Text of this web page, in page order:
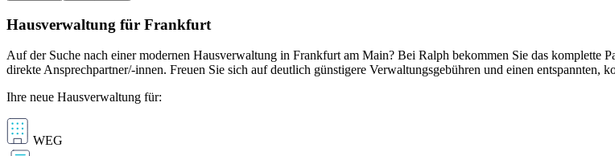
Hausverwaltung für Frankfurt
Auf der Suche nach einer modernen Hausverwaltung in Frankfurt am Main? Bei Ralph bekommen Sie das komplette
direkte Ansprechpartner/-innen. Freuen Sie sich auf deutlich günstigere Verwaltungsgebühren und einen entspannten,
Ihre neue Hausverwaltung für:
WEG